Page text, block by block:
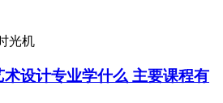
光机
术设计专业学什么 主要课程有